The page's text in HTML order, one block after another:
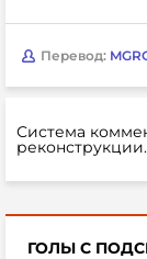
Перевод:
Система
реконструкции.
ГОЛЫ С